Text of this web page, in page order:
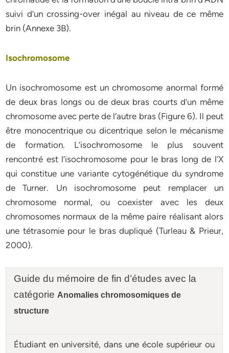
suivi d’un crossing-over inégal au niveau de ce même
brin (Annexe 3B).
Isochromosome
Un isochromosome est un chromosome anormal formé
de deux bras longs ou de deux bras courts d’un même
chromosome avec perte de l’autre bras (Figure 6). Il peut
être monocentrique ou dicentrique selon le mécanisme
de formation. L’isochromosome le plus souvent
rencontré est l’isochromosome pour le bras long de l’X
qui constitue une variante cytogénétique du syndrome
de Turner. Un isochromosome peut remplacer un
chromosome normal, ou coexister avec les deux
chromosomes normaux de la même paire réalisant alors
une tétrasomie pour le bras dupliqué (Turleau & Prieur,
2000).
Guide du mémoire de fin d’études avec la
catégorie Anomalies chromosomiques de
structure
Étudiant en université, dans une école supérieur ou